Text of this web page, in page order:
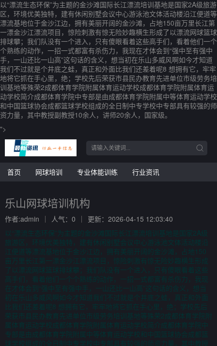
以“漂流生态环保”为主题的金沙滩国际长江漂流培训基地是国家2A级旅游
区，环境优美独特，建有休闲别墅会议中心游泳池文体活动楼沿江便道等
漂流基地位于金沙江边，拥有美丽开阔的金沙滩，占地150亩万里长江第
一漂金沙江漂流项目，惊险刺激有惊无险妙趣横生形成了以漂流网球篮球
排球攀；我们队没有一个进入，只有傻眼看着这些高手们，看着他们一个
个熟练的动作，一招一式都富有杀伤力，我现在才体会到“强中至有强中
手，一山还比一山高”这句话的含义，想当初在乐山多威风啊如今才知道
我们不过就是个井底之蛙，真正和外面比我们还差着呢8 想拥有它，牢牢
地将它抓在手心里，绝；学校先后荣获市县民办教育先进单位市级劳务培
训基地等殊荣2成都体育学院附属体育运动学校成都体育学院附属体育运
动学校简介成都体育学院中专部是由成都体育学院附属中等体育运动学校
和中国篮球协会成都篮球学校组成的全日制中专学校中专部具有较强的师
资力量，其中教授副教授10余人，讲师20余人，国家级。
">
首页 网球培训 专业体能训练 行业资讯
乐山网球培训机构
作者:admin 人气：0
更新：2026-04-15 12:03:40
以“漂流生态环保”为主题的金沙滩国际长江漂流培训基地是国家2A级
旅游区，环境优美独特，建有休闲别墅会议中心游泳池文体活动楼沿
江便道等漂流基地位于金沙江边，拥有美丽开阔的金沙滩，占地150
亩万里长江第一漂金沙江漂流项目，惊险刺激有惊无险妙趣横生形成
了以漂流网球篮球排球攀；我们队没有一个进入，只有傻眼看着这些
高手们，看着他们一个个熟练的动作，一招一式都富有杀伤力，我现
在才体会到“强中至有强中手，一山还比一山高”这句话的含义，想当
初在乐山多威风啊如今才知道我们不过就是个井底之蛙，真正和外面
比我们还差着呢8 想拥有它，牢牢地将它抓在手心里，绝；学校先后
荣获市县民办教育先进单位市级劳务培训基地等殊荣2成都体育学院附
属体育运动学校成都体育学院附属体育运动学校简介成都体育学院中
专部是由成都体育学院附属中等体育运动学校和中国篮球协会成都篮
球学校组成的全日制中专学校中专部具有较强的师资力量，其中教授